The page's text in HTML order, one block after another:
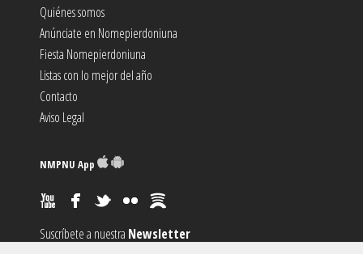
Quiénes somos
Anúnciate en Nomepierdoniuna
Fiesta Nomepierdoniuna
Listas con lo mejor del año
Contacto
Aviso Legal
NMPNU App
Suscríbete a nuestra Newsletter